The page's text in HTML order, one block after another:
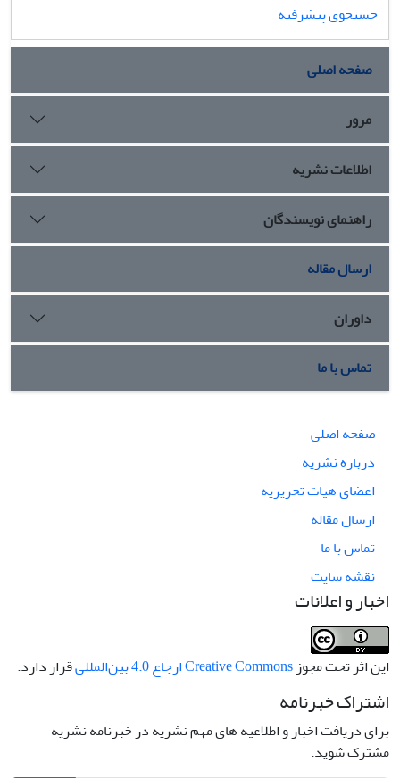
جستجوی پیشرفته
صفحه اصلی
مرور
اطلاعات نشریه
راهنمای نویسندگان
ارسال مقاله
داوران
تماس با ما
صفحه اصلی
درباره نشریه
اعضای هیات تحریریه
ارسال مقاله
تماس با ما
نقشه سایت
اخبار و اعلانات
این اثر تحت مجوز Creative Commons ارجاع 4.0 بین‌المللی قرار دارد.
اشتراک خبرنامه
برای دریافت اخبار و اطلاعیه های مهم نشریه در خبرنامه نشریه
مشترک شوید.